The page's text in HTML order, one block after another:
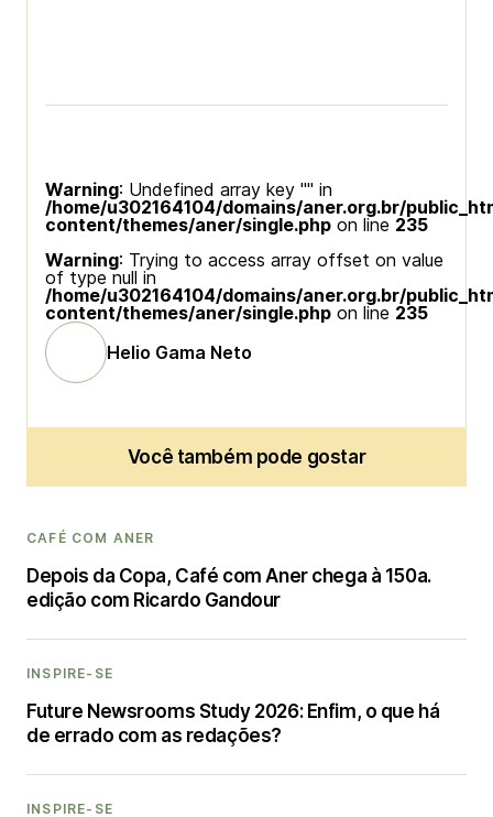
Warning: Undefined array key "" in
/home/u302164104/domains/aner.org.br/
content/themes/aner/single.php on line 235
Warning: Trying to access array offset on value
of type null in
/home/u302164104/domains/aner.org.br/
content/themes/aner/single.php on line 235
Helio Gama Neto
Você também pode gostar
CAFÉ COM ANER
Depois da Copa, Café com Aner chega à 150a.
edição com Ricardo Gandour
INSPIRE-SE
Future Newsrooms Study 2026: Enfim, o que há
de errado com as redações?
INSPIRE-SE